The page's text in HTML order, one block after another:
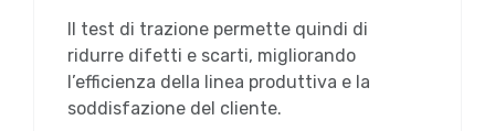
Il test di trazione permette quindi di
ridurre difetti e scarti, migliorando
l’efficienza della linea produttiva e la
soddisfazione del cliente.